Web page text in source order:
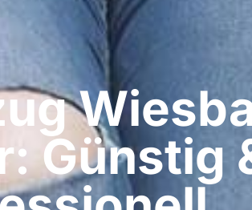
Günstig